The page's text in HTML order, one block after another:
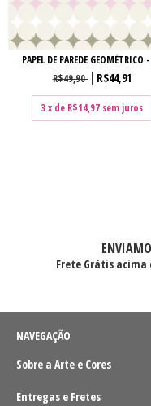
PAPEL DE PAREDE GEOMÉTRICO
R$49,90
R$44,91
3x de R$14,97 sem juros
Frete Grátis acima
NAVEGAÇÃO
Sobre a Arte e Cores
Entregas e Fretes